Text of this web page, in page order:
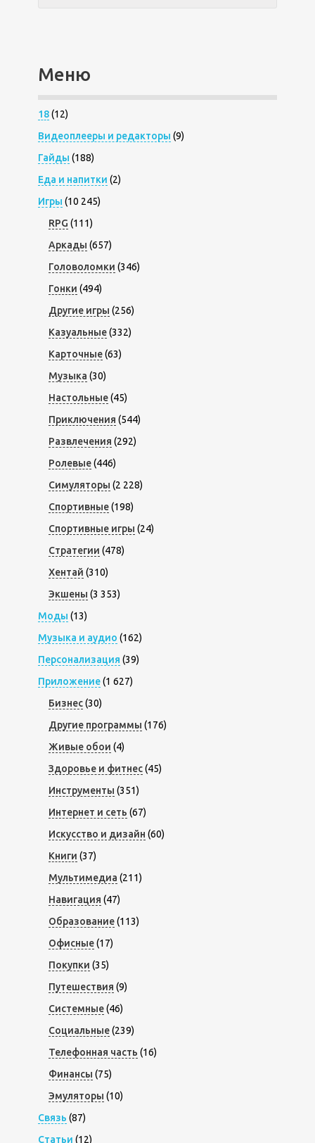
Меню
18(12)
Видеоплееры и редакторы (9)
Гайды (188)
Еда и напитки (2)
Игры (10 245)
RPG (111)
Аркады (657)
Головоломки (346)
Гонки (494)
Другие игры (256)
Казуальные(332)
Карточные(63)
Музыка (30)
Настольные(45)
Приключения (544)
Развлечения (292)
Ролевые(446)
Симуляторы (2 228)
Спортивные(198)
Спортивные игры (24)
Стратегии (478)
Хентай (310)
Экшены (3 353)
Моды (13)
Музыка и аудио (162)
Персонализация (39)
Приложение(1 627)
Бизнес(30)
Другие программы (176)
Живые обои (4)
Здоровье и фитнес(45)
Инструменты (351)
Интернет и сеть (67)
Искусство и дизайн (60)
Книги (37)
Мультимедиа (211)
Навигация (47)
Образование(113)
Офисные(17)
Покупки (35)
Путешествия (9)
Системные(46)
Социальные(239)
Телефонная часть (16)
Финансы (75)
Эмуляторы (10)
Связь (87)
Статьи (12)